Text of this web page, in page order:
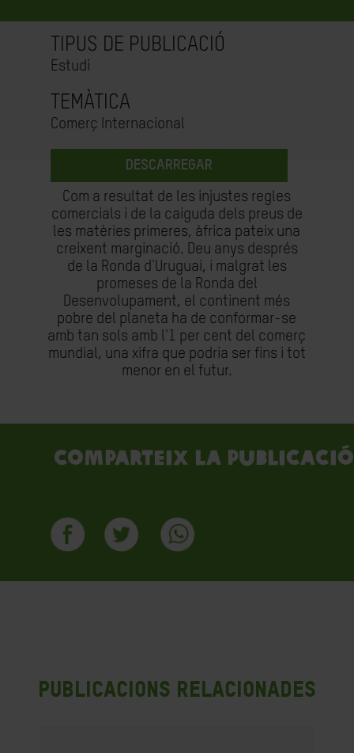
TIPUS DE PUBLICACIÓ
Estudi
TEMÀTICA
Comerç Internacional
DESCARREGAR
Com a resultat de les injustes regles
comercials i de la caiguda dels preus de
les matèries primeres, àfrica pateix una
creixent marginació. Deu anys després
de la Ronda d'Uruguai, i malgrat les
promeses de la Ronda del
Desenvolupament, el continent més
pobre del planeta ha de conformar-se
amb tan sols amb l'1 per cent del comerç
mundial, una xifra que podria ser fins i tot
menor en el futur.
Comparteix la publicació
Publicacions Relacionades